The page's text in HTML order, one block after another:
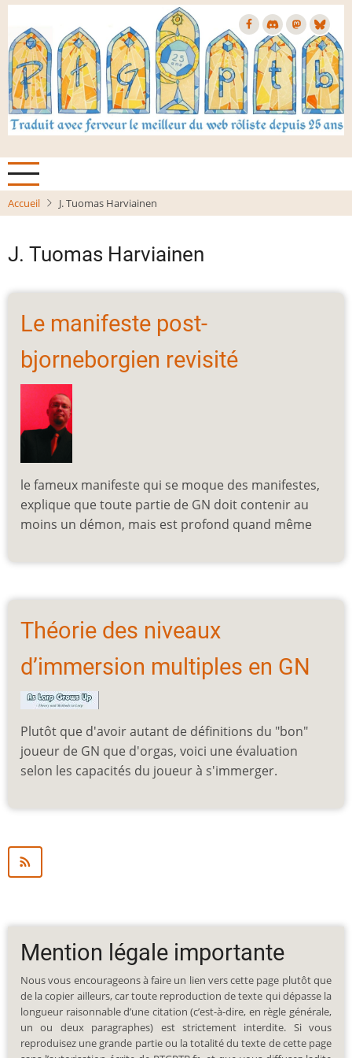
Aller
contenu
principal
Accueil J. Tuomas Harviainen
J. Tuomas Harviainen
Le manifeste post-
bjorneborgien revisité
le fameux manifeste qui se moque des manifestes,
explique que toute partie de GN doit contenir au
moins un démon, mais est profond quand même
Théorie des niveaux
d’immersion multiples en GN
Plutôt que d'avoir autant de définitions du "bon"
joueur de GN que d'orgas, voici une évaluation
selon les capacités du joueur à s'immerger.
Mention légale importante
Nous vous encourageons à faire un lien vers cette page plutôt que
de la copier ailleurs, car toute reproduction de texte qui dépasse la
longueur raisonnable d’une citation (c’est-à-dire, en règle générale,
un ou deux paragraphes) est strictement interdite. Si vous
reproduisez une grande partie ou la totalité du texte de cette page